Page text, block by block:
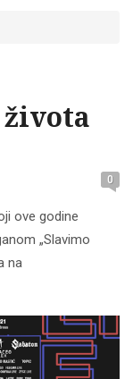
života
0
ove godine
„Slavimo
na